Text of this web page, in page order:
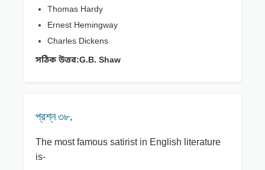
Thomas Hardy
Ernest Hemingway
Charles Dickens
সঠিক উত্তর:G.B. Shaw
প্রশ্ন ৩৮.
The most famous satirist in English literature
is-